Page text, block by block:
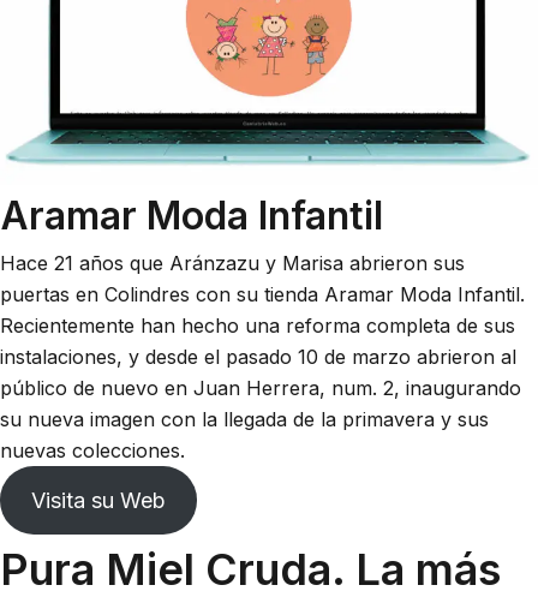
Aramar Moda Infantil
Hace 21 años que Aránzazu y Marisa abrieron sus
puertas en Colindres con su tienda Aramar Moda Infantil.
Recientemente han hecho una reforma completa de sus
instalaciones, y desde el pasado 10 de marzo abrieron al
público de nuevo en Juan Herrera, num. 2, inaugurando
su nueva imagen con la llegada de la primavera y sus
nuevas colecciones.
Visita su Web
Pura Miel Cruda. La más